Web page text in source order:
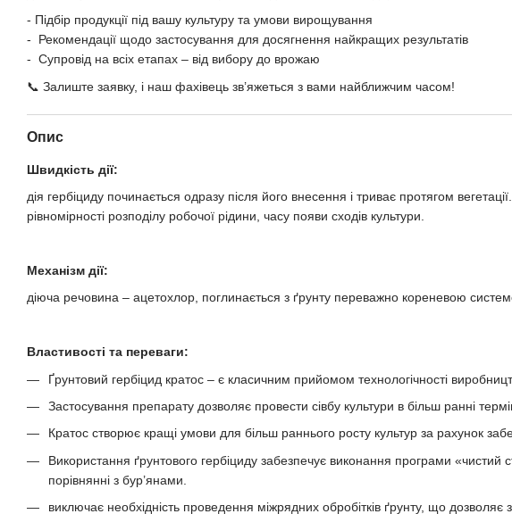
- Підбір продукції під вашу культуру та умови вирощування
- Рекомендації щодо застосування для досягнення найкращих результатів
- Супровід на всіх етапах – від вибору до врожаю
📞 Залиште заявку, і наш фахівець зв’яжеться з вами найближчим часом!
Опис
Швидкість дії:
дія гербіциду починається одразу після його внесення і триває протягом
рівномірності розподілу робочої рідини, часу появи сходів культури.
Механізм дії:
діюча речовина – ацетохлор, поглинається з ґрунту переважно кореневою
Властивості та переваги:
Ґрунтовий гербіцид кратос – є класичним прийомом технологічності
Застосування препарату дозволяє провести сівбу культури в більш ранні
Кратос створює кращі умови для більш раннього росту культур за рахунок
Використання ґрунтового гербіциду забезпечує виконання програми «чистий
порівнянні з бур’янами.
виключає необхідність проведення міжрядних обробітків ґрунту, що